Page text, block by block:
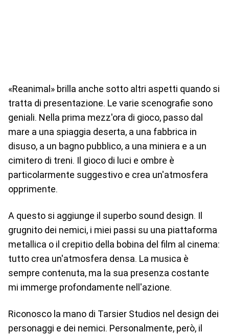
«Reanimal» brilla anche sotto altri aspetti quando si
tratta di presentazione. Le varie scenografie sono
geniali. Nella prima mezz'ora di gioco, passo dal
mare a una spiaggia deserta, a una fabbrica in
disuso, a un bagno pubblico, a una miniera e a un
cimitero di treni. Il gioco di luci e ombre è
particolarmente suggestivo e crea un'atmosfera
opprimente.
A questo si aggiunge il superbo sound design. Il
grugnito dei nemici, i miei passi su una piattaforma
metallica o il crepitio della bobina del film al cinema:
tutto crea un'atmosfera densa. La musica è
sempre contenuta, ma la sua presenza costante
mi immerge profondamente nell'azione.
Riconosco la mano di Tarsier Studios nel design dei
personaggi e dei nemici. Personalmente, però, il